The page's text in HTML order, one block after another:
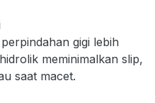
gigi lebih
meminimalkan slip,
saat macet.